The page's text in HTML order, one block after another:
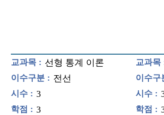
교과목 : 선형 통계 이론
이수구분 : 전선
시수 : 3
학점 : 3
교과목
이수구
시수 :
학점 :